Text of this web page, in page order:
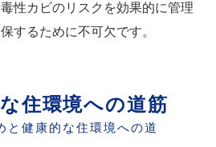
性カビのリスクを効果的に管理
するために不可欠です。
住環境への道筋
と健康的な住環境への道